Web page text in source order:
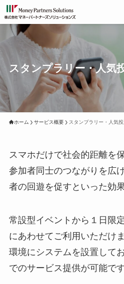
スタンプラリー・人気
ホーム サービス概要 スタンプラリー・人気
スマホだけで社会的距離を
参加者同士のつながりを広
者の回遊を促すといった効
常設型イベントから１日限
にあわせてご利用いただけ
環境にシステムを設置して
でのサービス提供が可能です